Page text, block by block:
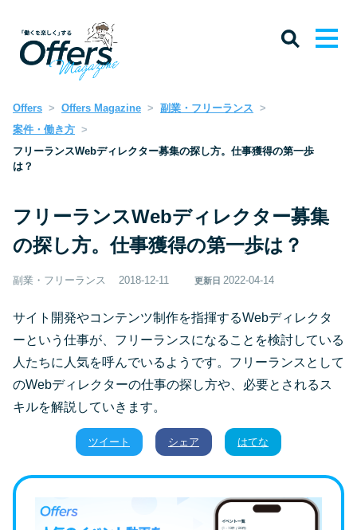
Offers Offers Magazine
副業・フリーランス
案件・働き方
フリーランスWebディレクター募集の探し方。仕事獲得の第一歩
は？
フリーランスWebディレクター募集
の探し方。仕事獲得の第一歩は？
副業・フリーランス 2018-12-11 更新日 2022-04-14
サイト開発やコンテンツ制作を指揮するWebディレクタ
ーという仕事が、フリーランスになることを検討している
人たちに人気を呼んでいるようです。フリーランスとして
のWebディレクターの仕事の探し方や、必要とされるス
キルを解説していきます。
ツイート シェア はてな